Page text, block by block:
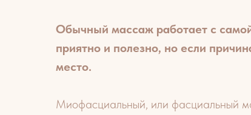
Обычный массаж работает с
приятно и полезно, но если
место.
Миофасциальный, или фасциальный